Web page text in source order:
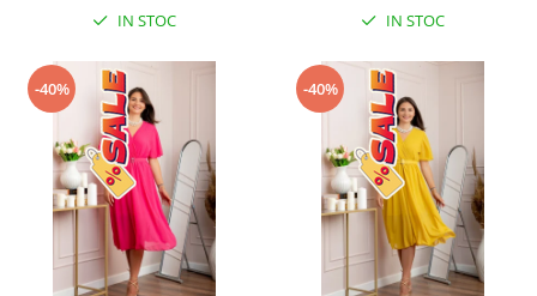
IN STOC IN STOC
-40% -40%